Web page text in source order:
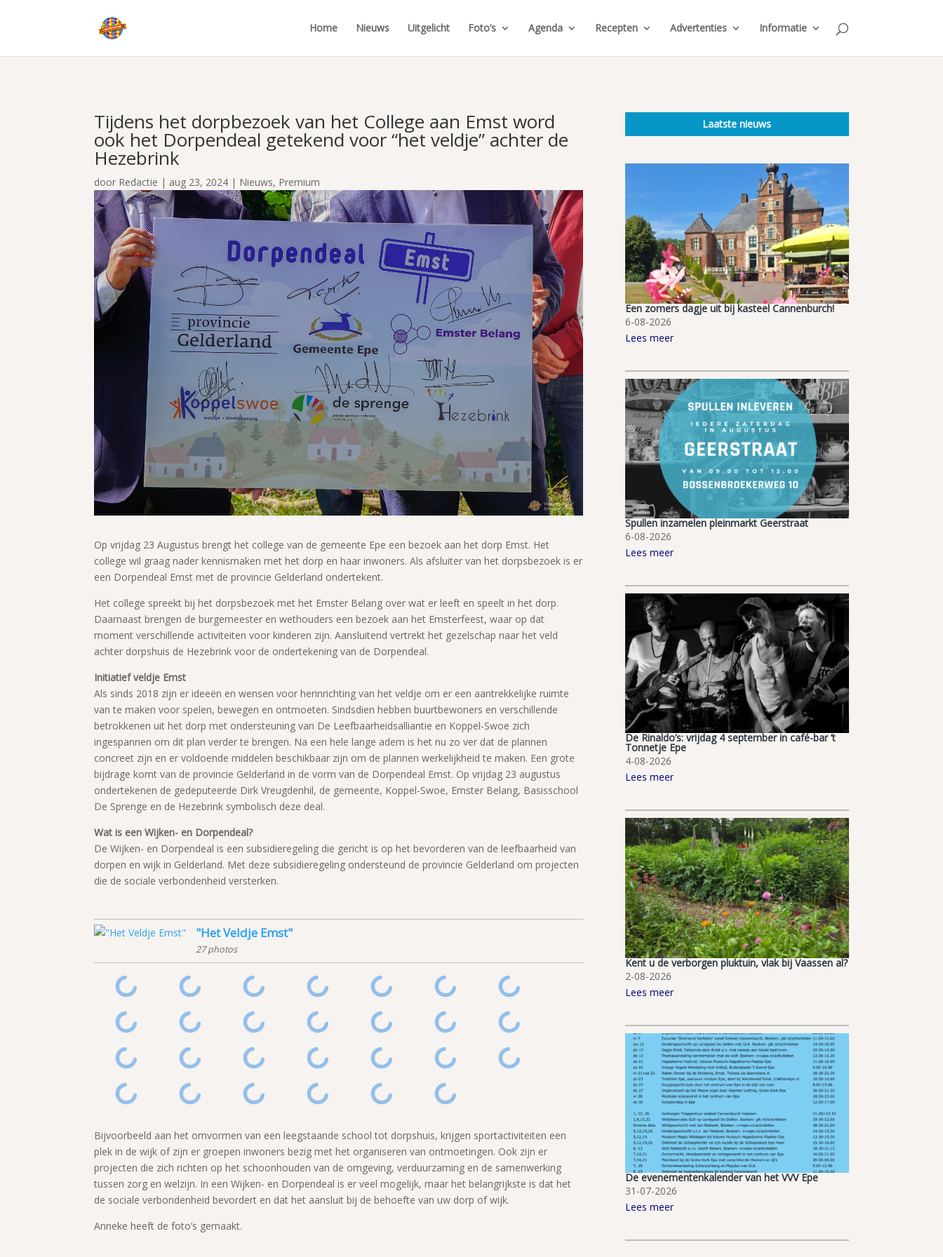
Home Nieuws Uitgelicht Foto’s Agenda Recepten Advertenties Informatie
Tijdens het dorpbezoek van het College aan Emst word
ook het Dorpendeal getekend voor “het veldje” achter de
Hezebrink
door Redactie | aug 23, 2024 | Nieuws, Premium
Op vrijdag 23 Augustus brengt het college van de gemeente Epe een bezoek aan het dorp Emst. Het
college wil graag nader kennismaken met het dorp en haar inwoners. Als afsluiter van het dorpsbezoek is er
een Dorpendeal Emst met de provincie Gelderland ondertekent.
Het college spreekt bij het dorpsbezoek met het Emster Belang over wat er leeft en speelt in het dorp.
Daarnaast brengen de burgemeester en wethouders een bezoek aan het Emsterfeest, waar op dat
moment verschillende activiteiten voor kinderen zijn. Aansluitend vertrekt het gezelschap naar het veld
achter dorpshuis de Hezebrink voor de ondertekening van de Dorpendeal.
Initiatief veldje Emst
Als sinds 2018 zijn er ideeën en wensen voor herinrichting van het veldje om er een aantrekkelijke ruimte
van te maken voor spelen, bewegen en ontmoeten. Sindsdien hebben buurtbewoners en verschillende
betrokkenen uit het dorp met ondersteuning van De Leefbaarheidsalliantie en Koppel-Swoe zich
ingespannen om dit plan verder te brengen. Na een hele lange adem is het nu zo ver dat de plannen
concreet zijn en er voldoende middelen beschikbaar zijn om de plannen werkelijkheid te maken. Een grote
bijdrage komt van de provincie Gelderland in de vorm van de Dorpendeal Emst. Op vrijdag 23 augustus
ondertekenen de gedeputeerde Dirk Vreugdenhil, de gemeente, Koppel-Swoe, Emster Belang, Basisschool
De Sprenge en de Hezebrink symbolisch deze deal.
Wat is een Wijken- en Dorpendeal?
De Wijken- en Dorpendeal is een subsidieregeling die gericht is op het bevorderen van de leefbaarheid van
dorpen en wijk in Gelderland. Met deze subsidieregeling ondersteund de provincie Gelderland om projecten
die de sociale verbondenheid versterken.
"Het Veldje Emst"
27 photos
Bijvoorbeeld aan het omvormen van een leegstaande school tot dorpshuis, krijgen sportactiviteiten een
plek in de wijk of zijn er groepen inwoners bezig met het organiseren van ontmoetingen. Ook zijn er
projecten die zich richten op het schoonhouden van de omgeving, verduurzaming en de samenwerking
tussen zorg en welzijn. In een Wijken- en Dorpendeal is er veel mogelijk, maar het belangrijkste is dat het
de sociale verbondenheid bevordert en dat het aansluit bij de behoefte van uw dorp of wijk.
Anneke heeft de foto’s gemaakt.
Laatste nieuws
Een zomers dagje uit bij kasteel Cannenburch!
6-08-2026
Lees meer
Spullen inzamelen pleinmarkt Geerstraat
6-08-2026
Lees meer
De Rinaldo’s: vrijdag 4 september in café-bar ’t
Tonnetje Epe
4-08-2026
Lees meer
Kent u de verborgen pluktuin, vlak bij Vaassen al?
2-08-2026
Lees meer
De evenementenkalender van het VVV Epe
31-07-2026
Lees meer